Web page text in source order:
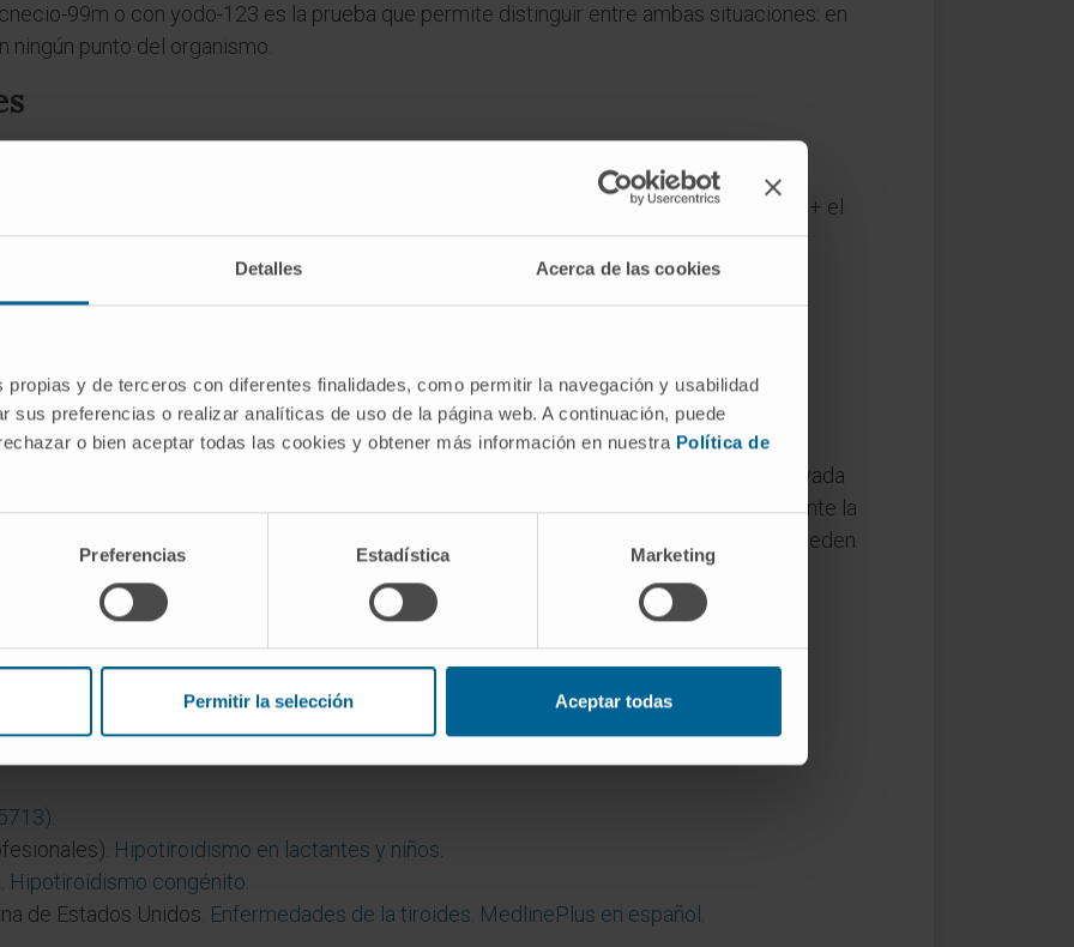
Detalles Acerca de las cookies
propias y de terceros con diferentes finalidades, como permitir la navegación y usabilidad
sus preferencias o realizar analíticas de uso de la página web. A continuación, puede
o bien aceptar todas las cookies y obtener más información en nuestra Política de
Preferencias Estadística Marketing
Permitir la selección Aceptar todas
99m o con yodo-123 es la prueba que permite distinguir entre ambas situaciones: en
ningún punto del organismo.
atireosis?
θυρεοειδής (
, "en forma de escudo", la palabra que da nombre al tiroides) + el
patológico. La traducción literal sería "estado de no tener tiroides".
son lo mismo?
sí. Algunos endocrinólogos diferencian entre "agenesia" (ausencia anatómica
pero el uso habitual los trata como sinónimos.
nacer?
neonatal, sí. La prueba del talón incluye la medición de
, que aparece muy elevada
tiroideas. El recién nacido con atireosis suele parecer normal al nacer porque durante la
maternas a través de la placenta; sin ese cribado, los primeros signos clínicos pueden
esporádicos. Se estima que solo un 2 % de las disgenesias tiroideas tienen un
a mutaciones en genes como PAX8 o FOXE1.
Hipotiroidismo en lactantes y niños
Hipotiroidismo congénito
de Estados Unidos. Enfermedades de la tiroides. MedlinePlus en español